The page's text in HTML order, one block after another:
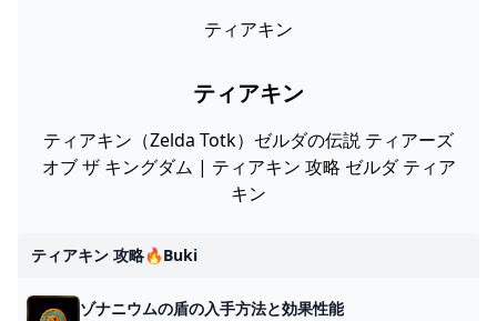
ティアキン
ティアキン
ティアキン（Zelda Totk）ゼルダの伝説 ティアーズ
オブ ザ キングダム | ティアキン 攻略 ゼルダ ティア
キン
ティアキン 攻略🔥buki
ゾナニウムの盾の入手方法と効果性能